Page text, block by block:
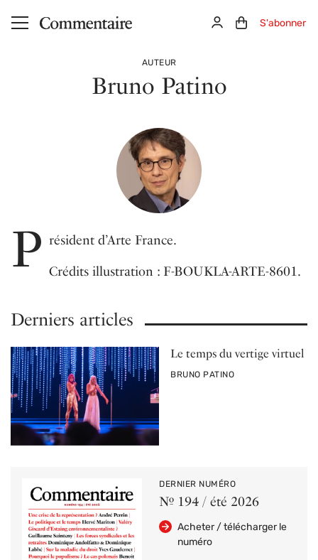
Aller au contenu principal ConnexionPanier (0)
S'abonner
AUTEUR
Bruno Patino
P résident d’Arte France.
Crédits illustration : F-BOUKLA-ARTE-8601.
Derniers articles
Le temps du vertige virtuel
PAR
BRUNO PATINO
DERNIER NUMÉRO
Nº 194 / été 2026
Acheter / télécharger le
numéro